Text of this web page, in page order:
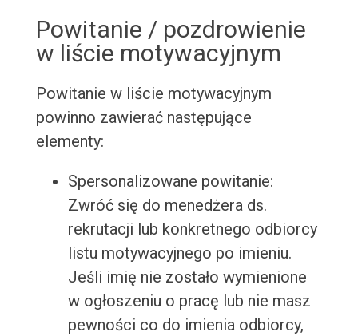
Powitanie / pozdrowienie
w liście motywacyjnym
Powitanie w liście motywacyjnym
powinno zawierać następujące
elementy:
Spersonalizowane powitanie:
Zwróć się do menedżera ds.
rekrutacji lub konkretnego odbiorcy
listu motywacyjnego po imieniu.
Jeśli imię nie zostało wymienione
w ogłoszeniu o pracę lub nie masz
pewności co do imienia odbiorcy,